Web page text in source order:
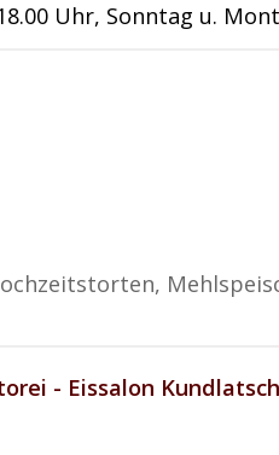
Uhr, Sonntag u.
- Eissalon Kundlatsch